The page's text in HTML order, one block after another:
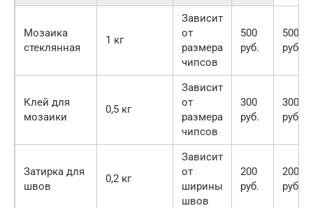
Мозаика
стеклянная
1 кг
Зависит
от
размера
чипсов
500
руб.
500
руб.
Клей для
мозаики
0,5 кг
Зависит
от
размера
чипсов
300
руб.
300
руб.
Затирка для
швов
0,2 кг
Зависит
от
ширины
швов
200
руб.
200
руб.